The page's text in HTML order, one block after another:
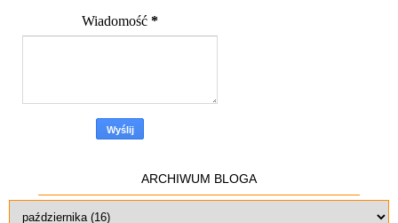
Wiadomość *
ARCHIWUM BLOGA